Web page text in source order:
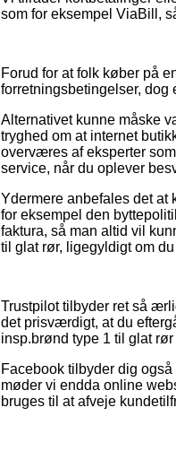
som for eksempel ViaBill,
Forud for at folk køber på
forretningsbetingelser, dog
Alternativet kunne måske
tryghed om at internet
overværes af eksperter
service, når du oplever
Ydermere anbefales det at
for eksempel den
faktura, så man altid vil
til glat rør, ligegyldigt om
Trustpilot tilbyder ret så
det prisværdigt, at du
insp.brønd type 1 til glat
Facebook tilbyder dig
møder vi endda online
bruges til at afveje